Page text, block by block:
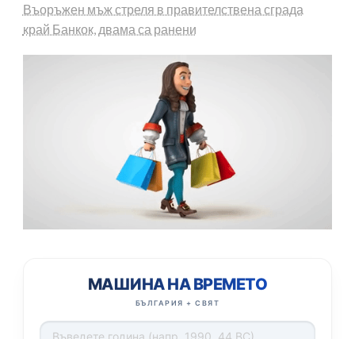
Въоръжен мъж стреля в правителствена сграда
край Банкок, двама са ранени
МАШИНА НА ВРЕМЕТО
БЪЛГАРИЯ + СВЯТ